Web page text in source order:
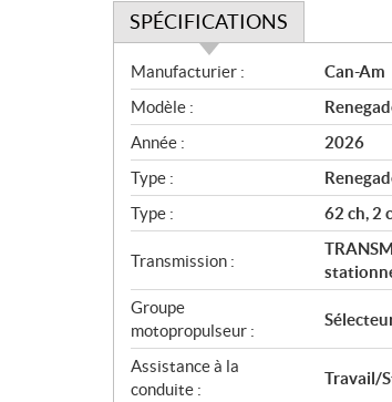
SPÉCIFICATIONS
S
p
é
c
i
f
i
c
a
t
i
o
n
s
Manufacturier :
Can-Am
Modèle :
Année :
2026
Type :
Type :
62 ch, 2
Transmission :
Groupe
motopropulseur :
Assistance à la
conduite :
Travail/